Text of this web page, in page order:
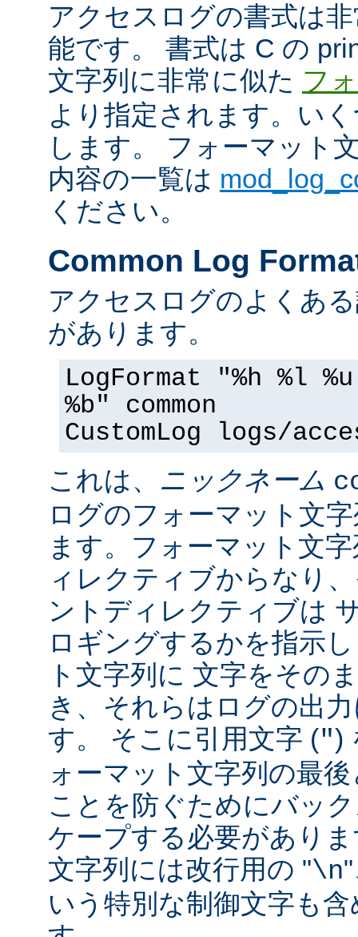
アクセスログの書式は
能です。 書式は C の
文字列に非常に似た フ
より指定されます。い
します。 フォーマット
内容の一覧は
ください。
Common Log
アクセスログのよくあ
があります。
LogFormat "%h %l
%b" common
CustomLog logs/
これは、 ニックネーム
ログのフォーマット文
ます。フォーマット文
ィレクティブからなり
ントディレクティブは
ロギングするかを指示
ト文字列に 文字をその
き、それらはログの出
す。 そこに引用文字 (")
ォーマット文字列の最
ことを防ぐためにバッ
ケープする必要があり
文字列には改行用の "\n
いう特別な制御文字も